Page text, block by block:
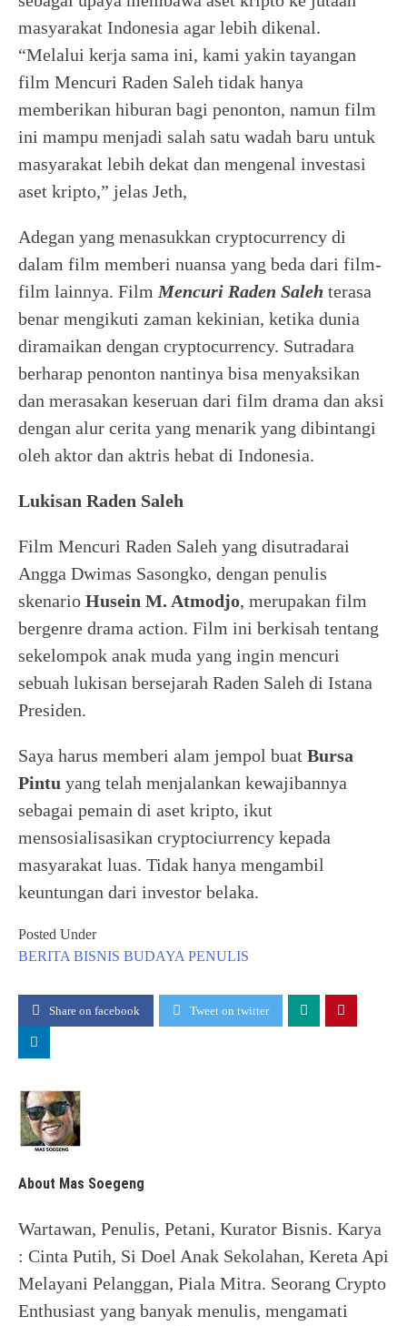
masyarakat Indonesia agar lebih dikenal.
“Melalui kerja sama ini, kami yakin tayangan
film Mencuri Raden Saleh tidak hanya
memberikan hiburan bagi penonton, namun film
ini mampu menjadi salah satu wadah baru untuk
masyarakat lebih dekat dan mengenal investasi
aset kripto,” jelas Jeth,
Adegan yang menasukkan cryptocurrency di
dalam film memberi nuansa yang beda dari film-
film lainnya. Film Mencuri Raden Saleh terasa
benar mengikuti zaman kekinian, ketika dunia
diramaikan dengan cryptocurrency. Sutradara
berharap penonton nantinya bisa menyaksikan
dan merasakan keseruan dari film drama dan aksi
dengan alur cerita yang menarik yang dibintangi
oleh aktor dan aktris hebat di Indonesia.
Lukisan Raden Saleh
Film Mencuri Raden Saleh yang disutradarai
Angga Dwimas Sasongko, dengan penulis
skenario Husein M. Atmodjo, merupakan film
bergenre drama action. Film ini berkisah tentang
sekelompok anak muda yang ingin mencuri
sebuah lukisan bersejarah Raden Saleh di Istana
Presiden.
Saya harus memberi alam jempol buat Bursa
Pintu yang telah menjalankan kewajibannya
sebagai pemain di aset kripto, ikut
mensosialisasikan cryptociurrency kepada
masyarakat luas. Tidak hanya mengambil
keuntungan dari investor belaka.
Posted Under
BERITA BISNIS BUDAYA PENULIS
Share on facebook Tweet on twitter
About Mas Soegeng
Wartawan, Penulis, Petani, Kurator Bisnis. Karya
: Cinta Putih, Si Doel Anak Sekolahan, Kereta Api
Melayani Pelanggan, Piala Mitra. Seorang Crypto
Enthusiast yang banyak menulis, mengamati